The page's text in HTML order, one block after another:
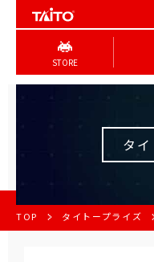
STORE
タ
TOP タイトープライズ